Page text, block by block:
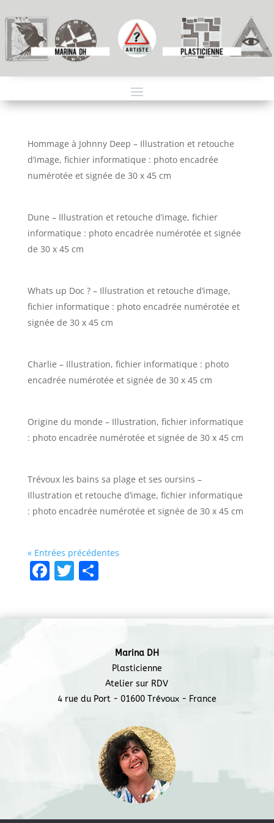
Hommage à Johnny Deep – Illustration et retouche
d’image, fichier informatique : photo encadrée
numérotée et signée de 30 x 45 cm
Dune – Illustration et retouche d’image, fichier
informatique : photo encadrée numérotée et signée
de 30 x 45 cm
Whats up Doc ? – Illustration et retouche d’image,
fichier informatique : photo encadrée numérotée et
signée de 30 x 45 cm
Charlie – Illustration, fichier informatique : photo
encadrée numérotée et signée de 30 x 45 cm
Origine du monde – Illustration, fichier informatique
: photo encadrée numérotée et signée de 30 x 45 cm
Trévoux les bains sa plage et ses oursins –
Illustration et retouche d’image, fichier informatique
: photo encadrée numérotée et signée de 30 x 45 cm
« Entrées précédentes
F
c
k
T
itt
P
ta
erMarina DH
Plasticienne
Atelier sur RDV
4 rue du Port - 01600 Trévoux - France